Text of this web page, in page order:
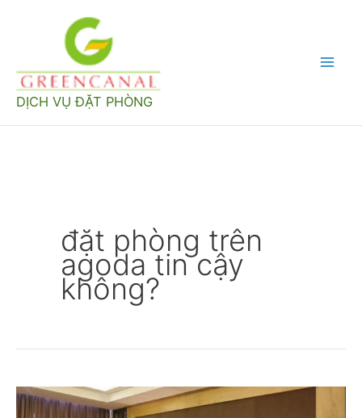
dung
DỊCH VỤ ĐẶT PHÒNG
đặt phòng trên
agoda tin cậy
không?